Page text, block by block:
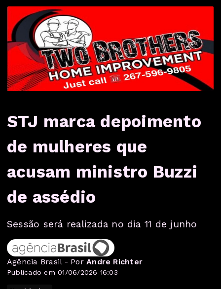
STJ marca depoimento
de mulheres que
acusam ministro Buzzi
de assédio
Sessão será realizada no dia 11 de junho
Agência Brasil - PorAndre Richter
Publicado em 01/06/2026 16:03